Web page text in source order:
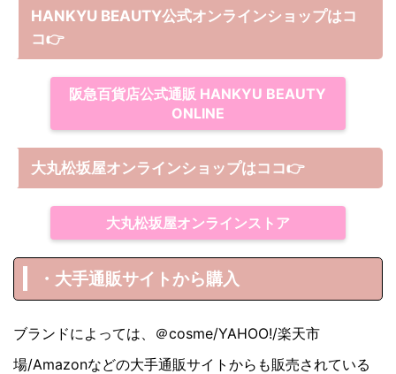
HANKYU BEAUTY公式オンラインショップはコ
コ👉
阪急百貨店公式通販 HANKYU BEAUTY
ONLINE
大丸松坂屋オンラインショップはココ👉
大丸松坂屋オンラインストア
・大手通販サイトから購入
ブランドによっては、＠cosme/YAHOO!/楽天市
場/Amazonなどの大手通販サイトからも販売されている